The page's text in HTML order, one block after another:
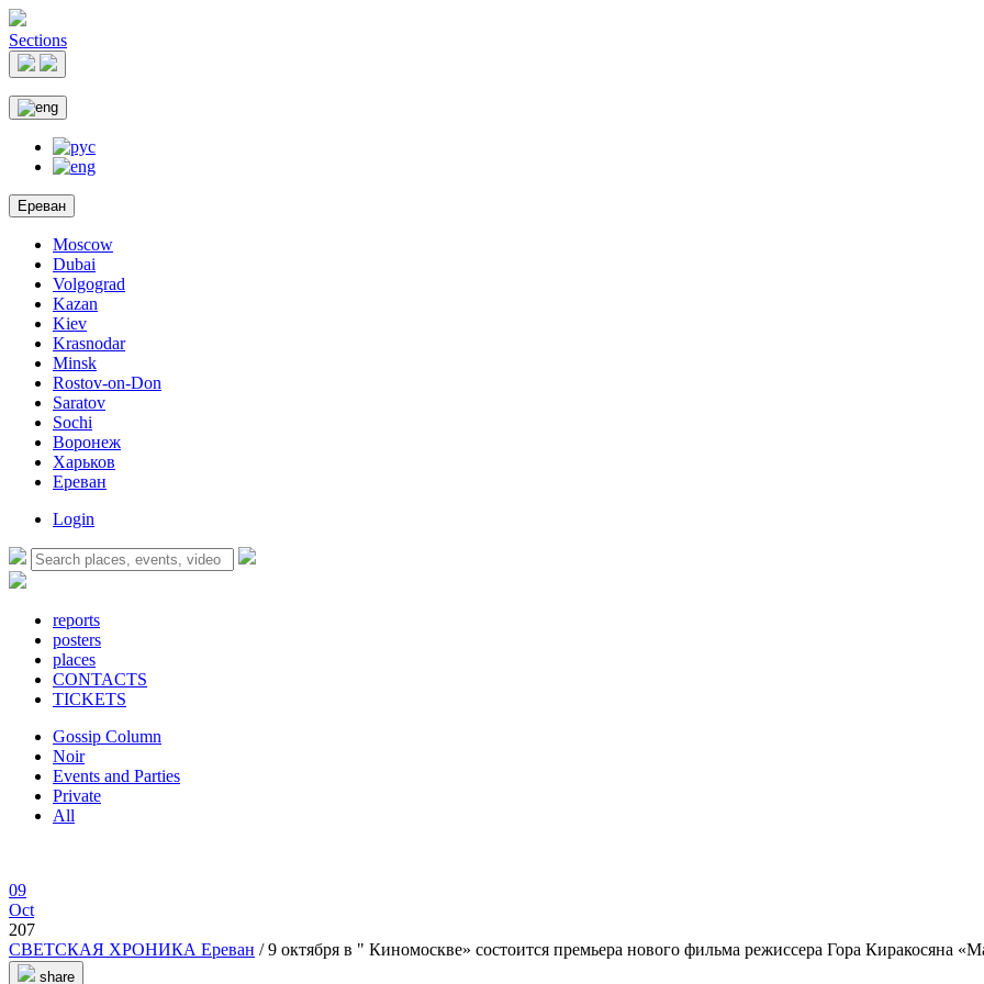
Sections
Ереван
Moscow
Dubai
Volgograd
Kazan
Kiev
Krasnodar
Minsk
Rostov-on-Don
Saratov
Sochi
Воронеж
Харьков
Ереван
Login
reports
posters
places
CONTACTS
TICKETS
Gossip Column
Noir
Events and Parties
Private
All
09
Oct
207
СВЕТСКАЯ ХРОНИКА Ереван / 9 октября в " Киномоскве» состоится премьера нового фильма режиссера Гора Киракосяна
share